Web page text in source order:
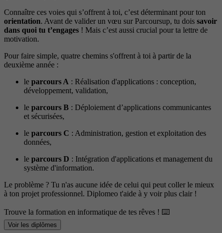
Connaître ces voies qui s’offrent à toi, c’est déterminant pour ton
orientation. Avant de valider un vœu sur Parcoursup, tu dois savoir
dans quoi tu t’engages ! Mais c’est aussi crucial pour ta lettre de
motivation.
Pour faire simple, quatre chemins s'offrent à toi à partir de la
deuxième année :
le parcours A : Réalisation d'applications : conception,
développement, validation,
le parcours B : Déploiement d’applications communicantes
et sécurisées,
le parcours C : Administration, gestion et exploitation des
données,
le parcours D : Intégration d'applications et management du
système d'information.
Le problème ? Tu n'as aucune idée de celui qui peut coller le mieux
à ton projet professionnel. Diplomeo t'aide à y voir plus clair !
Trouve la formation en informatique de tes rêves ! ⌨️
Voir les diplômes